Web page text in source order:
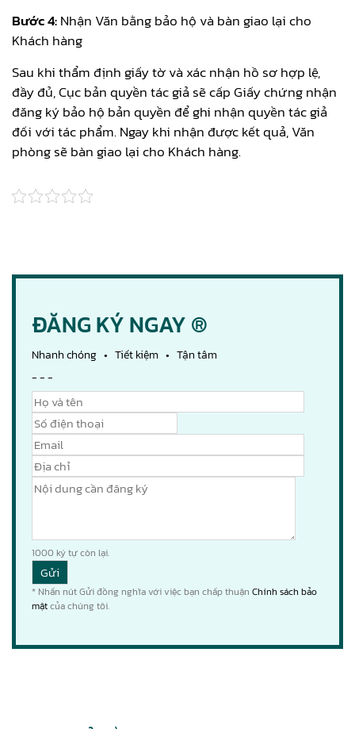
Bước 4:Nhận Văn bằng bảo hộ và bàn giao lại cho
Khách hàng
Sau khi thẩm định giấy tờ và xác nhận hồ sơ hợp lệ,
đầy đủ, Cục bản quyền tác giả sẽ cấp Giấy chứng nhận
đăng ký bảo hộ bản quyền để ghi nhận quyền tác giả
đối với tác phẩm. Ngay khi nhận được kết quả, Văn
phòng sẽ bàn giao lại cho Khách hàng.
ĐĂNG KÝ NGAY ®
Nhanh chóng • Tiết kiệm • Tận tâm
- - -
1000 ký tự còn lại.
* Nhấn nút Gửi đồng nghĩa với việc bạn chấp thuận Chính sách bảo
mậtcủa chúng tôi.